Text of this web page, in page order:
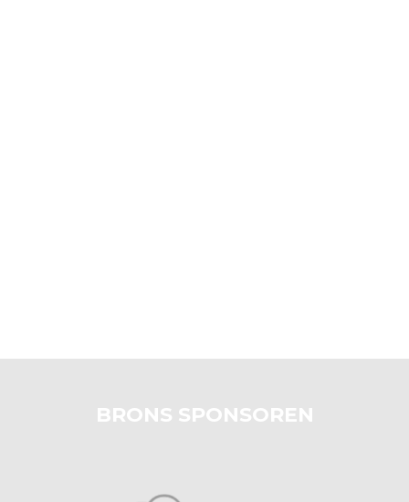
BRONS SPONSOREN